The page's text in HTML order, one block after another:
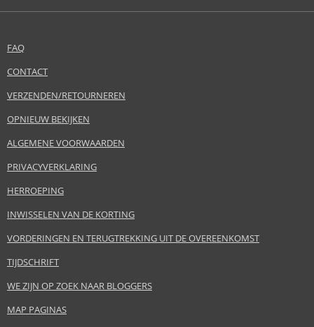
FAQ
CONTACT
VERZENDEN/RETOURNEREN
OPNIEUW BEKIJKEN
ALGEMENE VOORWAARDEN
PRIVACYVERKLARING
HERROEPING
INWISSELEN VAN DE KORTING
VORDERINGEN EN TERUGTREKKING UIT DE OVEREENKOMST
TIJDSCHRIFT
WE ZIJN OP ZOEK NAAR BLOGGERS
MAP PAGINAS